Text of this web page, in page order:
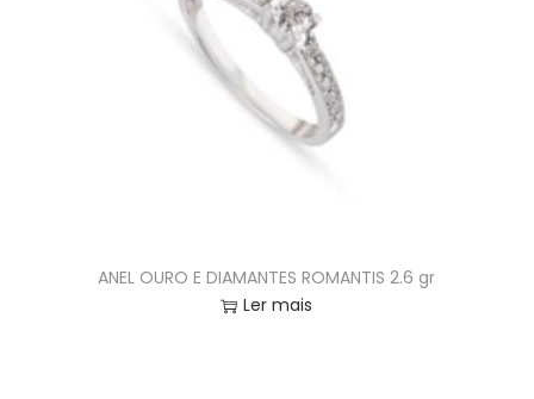
ANEL OURO E DIAMANTES ROMANTIS 2.6 gr
Ler mais